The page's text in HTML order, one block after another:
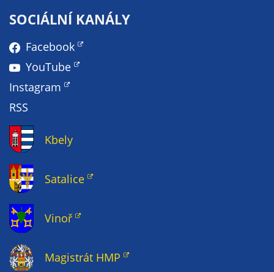
SOCIÁLNÍ KANÁLY
Facebook
YouTube
Instagram
RSS
Kbely
Satalice
Vinoř
Magistrát HMP